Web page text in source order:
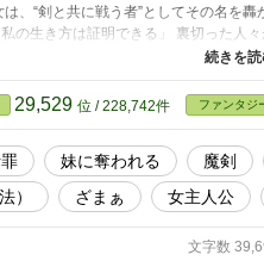
は、“剣と共に戦う者”としてその名を
の生き方は証明できる」 裏切った人
共に、ギルド最強と謳われた“魔装剣
出す物語です。 感想をもらえるとと
嬉しいです！
29,529 位 / 228,742件 ファンタジ
妹に奪われる 魔剣
）
ざまぁ 女主人公
文字数